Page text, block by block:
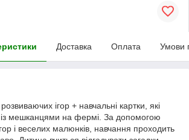
Доставка Оплата Умови
ігор + навчальні картки, які
із мешканцями на фермі. За допомогою
і веселих малюнків, навчання проходить